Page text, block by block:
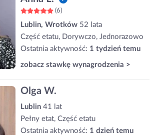
(6)
Lublin, Wrotków 52 lata
Część etatu, Dorywczo, Jednorazowo
Ostatnia aktywność: 1 tydzień temu
zobacz stawkę wynagrodzenia >
Olga W.
Lublin 41 lat
Pełny etat, Część etatu
Ostatnia aktywność: 1 dzień temu